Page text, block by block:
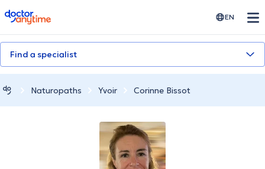
doctoranytime EN
Find a specialist
Naturopaths Yvoir Corinne Bissot